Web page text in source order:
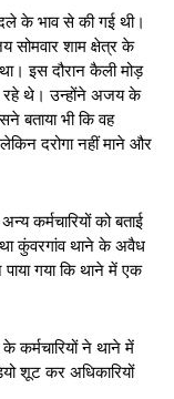
बदले के भाव से की गई थी।
शाम क्षेत्र के
इस दौरान कैली मोड़
रहे थे। उन्होंने अजय के
बताया भी कि वह
दरोगा नहीं माने और
को बताई
था कुंवरगांव थाने के अवैध
गया कि थाने में एक
कर्मचारियों ने थाने में
शूट कर अधिकारियों